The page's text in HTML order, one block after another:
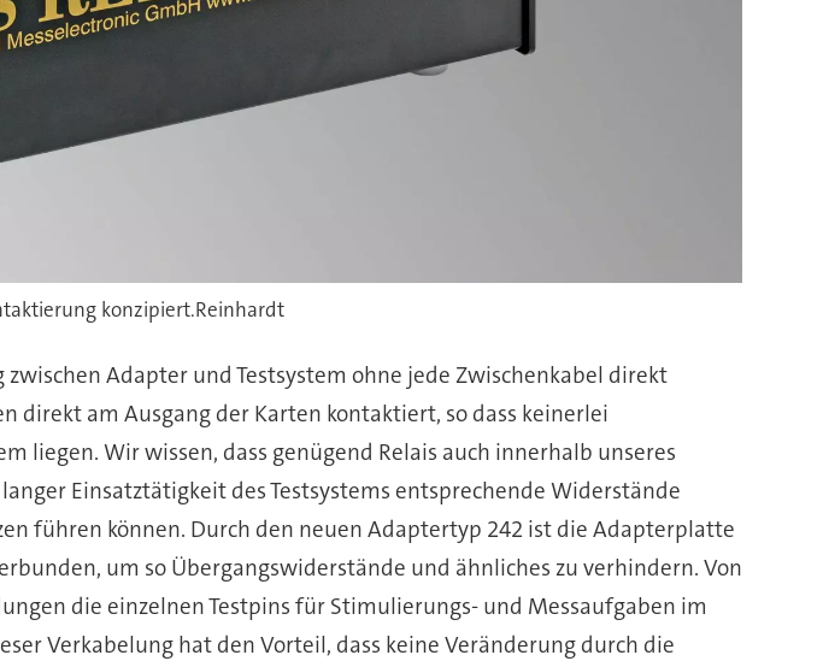
konzipiert.Reinhardt
Adapter und Testsystem ohne jede Zwischenkabel direkt
am Ausgang der Karten kontaktiert, so dass keinerlei
liegen. Wir wissen, dass genügend Relais auch innerhalb unseres
Einsatztätigkeit des Testsystems entsprechende Widerstände
führen können. Durch den neuen Adaptertyp 242 ist die Adapterplatte
um so Übergangswiderstände und ähnliches zu verhindern. Von
die einzelnen Testpins für Stimulierungs- und Messaufgaben im
Verkabelung hat den Vorteil, dass keine Veränderung durch die